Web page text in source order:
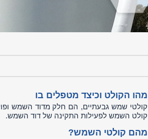
מהו הקולט וכיצד מטפלים בו
קולטי שמש גבעתיים, הם חלק מדוד השמש
קולט השמש לפעילות התקינה של דוד השמש.
מהם קולטי השמש?